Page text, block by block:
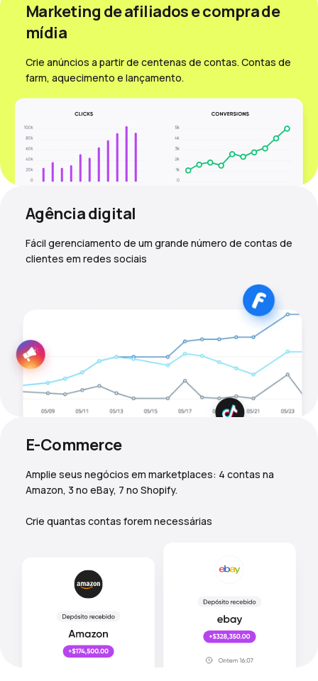
Marketing de afiliados e compra de
mídia
Crie anúncios a partir de centenas de contas. Contas de
farm, aquecimento e lançamento.
Agência digital
Fácil gerenciamento de um grande número de contas de
clientes em redes sociais
E-Commerce
Amplie seus negócios em marketplaces: 4 contas na
Amazon, 3 no eBay, 7 no Shopify.
Crie quantas contas forem necessárias